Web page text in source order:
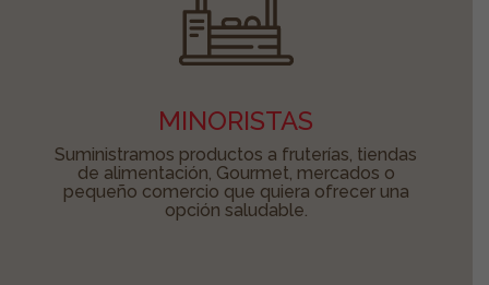
MINORISTAS
Suministramos productos a fruterías, tiendas
de alimentación, Gourmet, mercados o
pequeño comercio que quiera ofrecer una
opción saludable.